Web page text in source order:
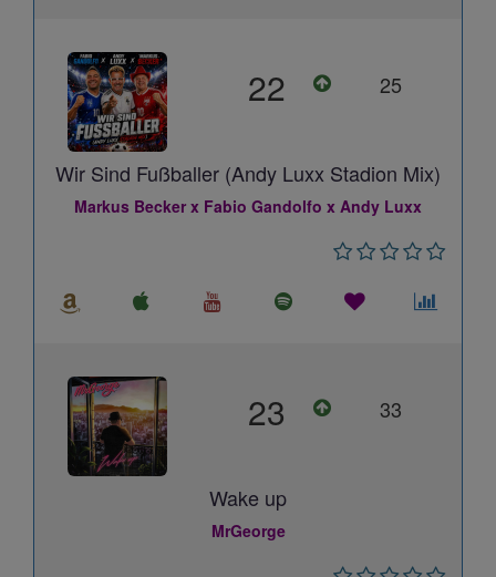
22 25
Wir Sind Fußballer (Andy Luxx Stadion Mix)
Markus Becker x Fabio Gandolfo x Andy Luxx
23 33
Wake up
MrGeorge